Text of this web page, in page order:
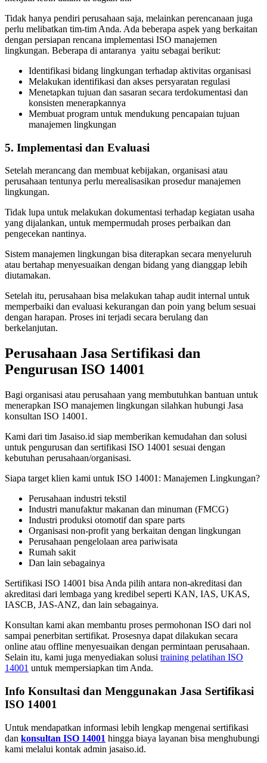
Tidak hanya pendiri perusahaan saja, melainkan perencanaan juga
perlu melibatkan tim-tim Anda. Ada beberapa aspek yang berkaitan
dengan persiapan rencana implementasi ISO manajemen
lingkungan. Beberapa di antaranya yaitu sebagai berikut:
Identifikasi bidang lingkungan terhadap aktivitas organisasi
Melakukan identifikasi dan akses persyaratan regulasi
Menetapkan tujuan dan sasaran secara terdokumentasi dan
konsisten menerapkannya
Membuat program untuk mendukung pencapaian tujuan
manajemen lingkungan
5. Implementasi dan Evaluasi
Setelah merancang dan membuat kebijakan, organisasi atau
perusahaan tentunya perlu merealisasikan prosedur manajemen
lingkungan.
Tidak lupa untuk melakukan dokumentasi terhadap kegiatan usaha
yang dijalankan, untuk mempermudah proses perbaikan dan
pengecekan nantinya.
Sistem manajemen lingkungan bisa diterapkan secara menyeluruh
atau bertahap menyesuaikan dengan bidang yang dianggap lebih
diutamakan.
Setelah itu, perusahaan bisa melakukan tahap audit internal untuk
memperbaiki dan evaluasi kekurangan dan poin yang belum sesuai
dengan harapan. Proses ini terjadi secara berulang dan
berkelanjutan.
Perusahaan Jasa Sertifikasi dan
Pengurusan ISO 14001
Bagi organisasi atau perusahaan yang membutuhkan bantuan untuk
menerapkan ISO manajemen lingkungan silahkan hubungi Jasa
konsultan ISO 14001.
Kami dari tim Jasaiso.id siap memberikan kemudahan dan solusi
untuk pengurusan dan sertifikasi ISO 14001 sesuai dengan
kebutuhan perusahaan/organisasi.
Siapa target klien kami untuk ISO 14001: Manajemen Lingkungan?
Perusahaan industri tekstil
Industri manufaktur makanan dan minuman (FMCG)
Industri produksi otomotif dan spare parts
Organisasi non-profit yang berkaitan dengan lingkungan
Perusahaan pengelolaan area pariwisata
Rumah sakit
Dan lain sebagainya
Sertifikasi ISO 14001 bisa Anda pilih antara non-akreditasi dan
akreditasi dari lembaga yang kredibel seperti KAN, IAS, UKAS,
IASCB, JAS-ANZ, dan lain sebagainya.
Konsultan kami akan membantu proses permohonan ISO dari nol
sampai penerbitan sertifikat. Prosesnya dapat dilakukan secara
online atau offline menyesuaikan dengan permintaan perusahaan.
Selain itu, kami juga menyediakan solusi training pelatihan ISO
14001 untuk mempersiapkan tim Anda.
Info Konsultasi dan Menggunakan Jasa Sertifikasi
ISO 14001
Untuk mendapatkan informasi lebih lengkap mengenai sertifikasi
dan konsultan ISO 14001 hingga biaya layanan bisa menghubungi
kami melalui kontak admin jasaiso.id.